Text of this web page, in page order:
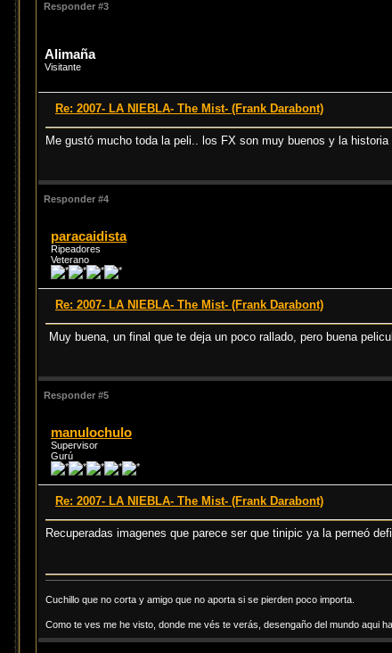
Responder #3
Alimaña
Visitante
Re: 2007- LA NIEBLA- The Mist- (Frank Darabont)
Me gustó mucho toda la peli.. los FX son muy buenos y la
Responder #4
paracaidista
Ripeadores
Veterano
Re: 2007- LA NIEBLA- The Mist- (Frank Darabont)
Muy buena, un final que te deja un poco rallado, pero buena
Responder #5
manulochulo
Supervisor
Gurú
Re: 2007- LA NIEBLA- The Mist- (Frank Darabont)
Recuperadas imagenes que parece ser que tinipic ya la perneó
Cuchillo que no corta y amigo que no aporta si se pierden poco importa.
Como te ves me he visto, donde me vés te verás, desengaño del mundo aqui